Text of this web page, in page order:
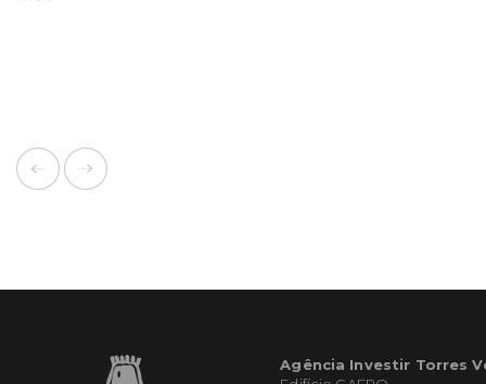
Agência Investir Torres